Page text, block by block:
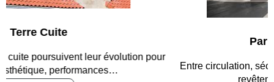
Entre circulation, sécurisation des accès, durabilité des